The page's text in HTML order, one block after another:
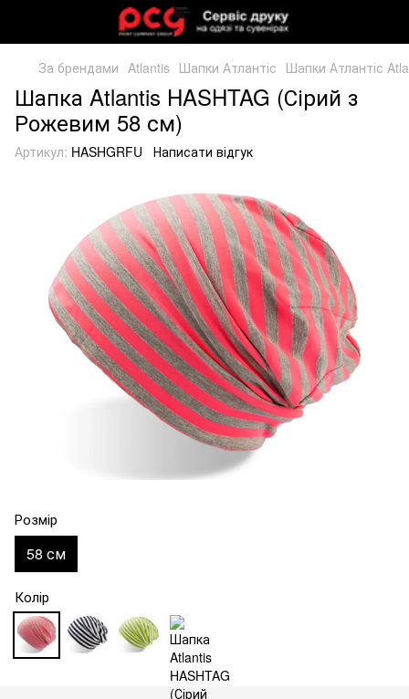
За брендами Atlantis Шапки Атлантіс Шапки Атлантіс
Шапка Atlantis HASHTAG (Сірий з
Рожевим 58 см)
Артикул: HASHGRFU Написати відгук
Розмір
58 см
Колір